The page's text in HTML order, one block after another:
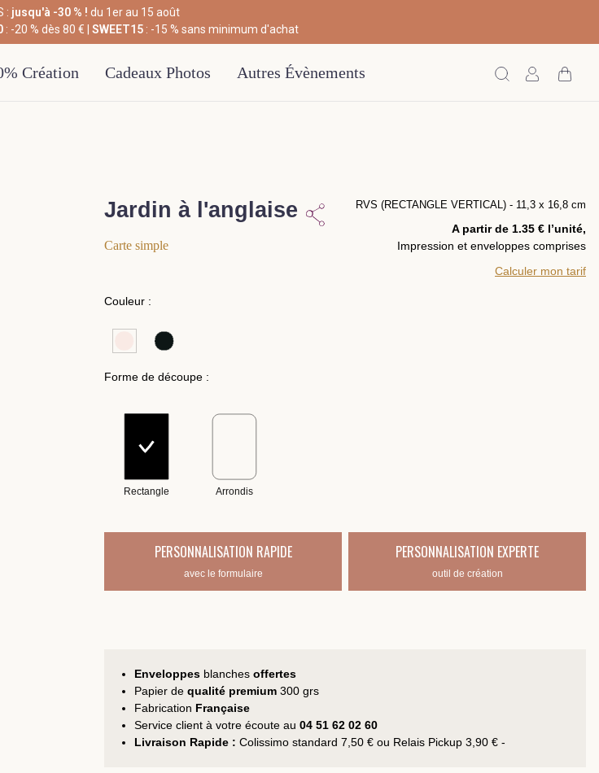
: jusqu'à -30 % ! du 1er au 15 août
: -20 % dès 80 € | SWEET15 : -15 % sans minimum d'achat
Création Cadeaux Photos Autres Évènements
Jardin à l'anglaise
Carte simple
RVS (RECTANGLE VERTICAL) - 11,3 x 16,8 cm
A partir de 1.35 € l’unité,
Impression et enveloppes comprises
Calculer mon tarif
Couleur :
Forme de découpe :
Rectangle Arrondis
PERSONNALISATION RAPIDE
avec le formulaire
PERSONNALISATION EXPERTE
outil de création
Enveloppes blanches offertes
Papier de qualité premium 300 grs
Fabrication Française
Service client à votre écoute au 04 51 62 02 60
Livraison Rapide : Colissimo standard 7,50 € ou Relais Pickup 3,90 € -